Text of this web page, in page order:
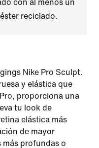
con al menos un
reciclado.
Nike Pro Sculpt.
y elástica que
proporciona una
tu look de
elástica más
de mayor
más profundas o